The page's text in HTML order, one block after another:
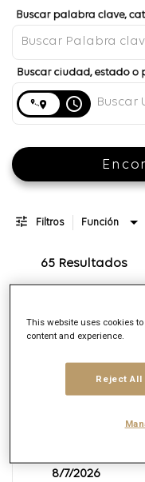
access_time
Filtros Función
65 Resultados
Senior
ID de REQ:166278
Marca
Digitas Health
Ubicación
8/7/2026
This website uses cookies
content and experience.
Reject All